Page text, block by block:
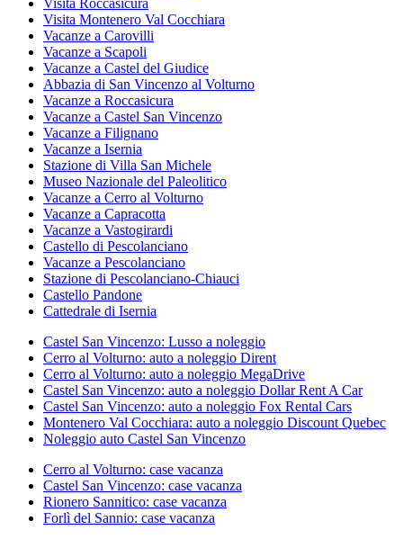
Visita Montenero Val Cocchiara
Vacanze a Carovilli
Vacanze a Scapoli
Vacanze a Castel del Giudice
Abbazia di San Vincenzo al Volturno
Vacanze a Roccasicura
Vacanze a Castel San Vincenzo
Vacanze a Filignano
Vacanze a Isernia
Stazione di Villa San Michele
Museo Nazionale del Paleolitico
Vacanze a Cerro al Volturno
Vacanze a Capracotta
Vacanze a Vastogirardi
Castello di Pescolanciano
Vacanze a Pescolanciano
Stazione di Pescolanciano-Chiauci
Castello Pandone
Cattedrale di Isernia
Castel San Vincenzo: Lusso a noleggio
Cerro al Volturno: auto a noleggio Dirent
Cerro al Volturno: auto a noleggio MegaDrive
Castel San Vincenzo: auto a noleggio Dollar Rent A Car
Castel San Vincenzo: auto a noleggio Fox Rental Cars
Montenero Val Cocchiara: auto a noleggio Discount Quebec
Noleggio auto Castel San Vincenzo
Cerro al Volturno: case vacanza
Castel San Vincenzo: case vacanza
Rionero Sannitico: case vacanza
Forlì del Sannio: case vacanza